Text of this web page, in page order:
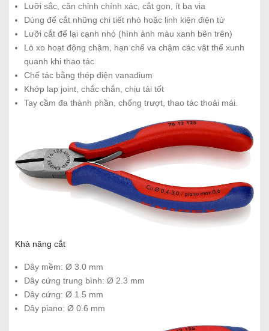
Lưỡi sắc, căn chỉnh chính xác, cắt gọn, ít ba via
Dùng để cắt những chi tiết nhỏ hoặc linh kiện điện tử
Lưỡi cắt để lại cạnh nhỏ (hình ảnh màu xanh bên trên)
Lò xo hoạt động chậm, hạn chế va chậm các vật thể xunh
quanh khi thao tác
Chế tác bằng thép điện vanadium
Khớp lap joint, chắc chắn, chịu tải tốt
Tay cầm đa thành phần, chống trượt, thao tác thoải mái.
Khả năng cắt
Dây mềm: Ø 3.0 mm
Dây cứng trung bình: Ø 2.3 mm
Dây cứng: Ø 1.5 mm
Dây piano: Ø 0.6 mm